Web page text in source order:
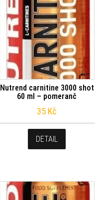
Nutrend carnitine 3000 shot
60 ml – pomeranč
35 Kč
DETAIL